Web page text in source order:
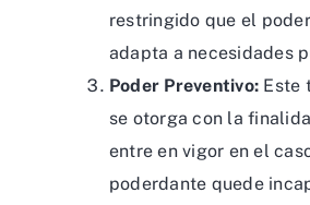
restringido que el
adapta a necesidades
Poder Preventivo: Este
se otorga con la
entre en vigor en el
poderdante quede